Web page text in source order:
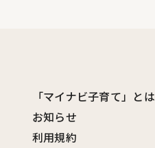
「マイナビ子育て」とは
お知らせ
利用規約